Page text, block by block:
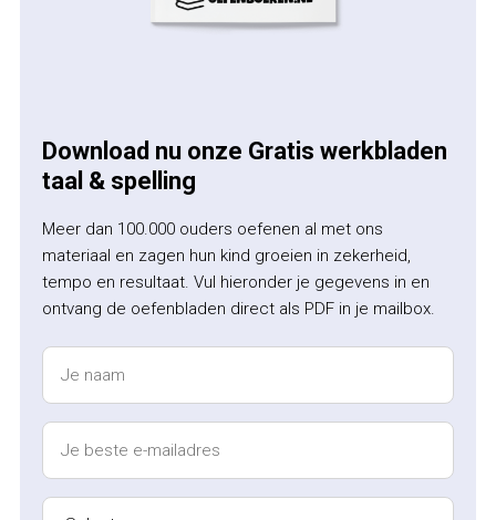
Download nu onze Gratis werkbladen
taal & spelling
Meer dan 100.000 ouders oefenen al met ons
materiaal en zagen hun kind groeien in zekerheid,
tempo en resultaat. Vul hieronder je gegevens in en
ontvang de oefenbladen direct als PDF in je mailbox.